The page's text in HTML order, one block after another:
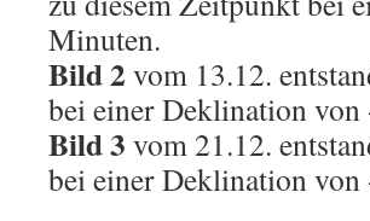
Minuten.
Bild 2 vom 13.12.
bei einer Deklination
Bild 3 vom 21.12.
bei einer Deklination